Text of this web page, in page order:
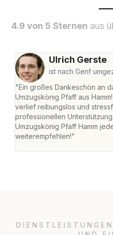
4.9 von 5 Sternen aus
Ulrich Gerste
ist nach Genf
"Ein großes Dankeschön an
Umzugskönig Pfaff aus
verlief reibungslos und
professionellen
Umzugskönig Pfaff Hamm
weiterempfehlen!"